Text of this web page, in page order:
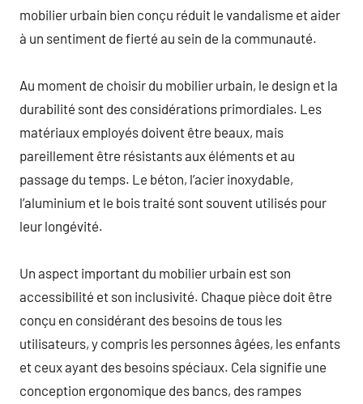
mobilier urbain bien conçu réduit le vandalisme et aider
à un sentiment de fierté au sein de la communauté.
Au moment de choisir du mobilier urbain, le design et la
durabilité sont des considérations primordiales. Les
matériaux employés doivent être beaux, mais
pareillement être résistants aux éléments et au
passage du temps. Le béton, l’acier inoxydable,
l’aluminium et le bois traité sont souvent utilisés pour
leur longévité.
Un aspect important du mobilier urbain est son
accessibilité et son inclusivité. Chaque pièce doit être
conçu en considérant des besoins de tous les
utilisateurs, y compris les personnes âgées, les enfants
et ceux ayant des besoins spéciaux. Cela signifie une
conception ergonomique des bancs, des rampes